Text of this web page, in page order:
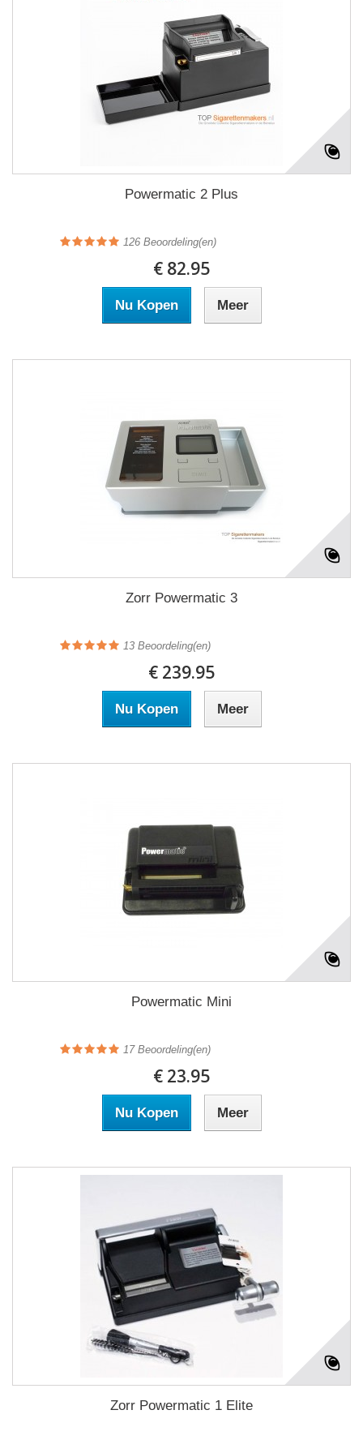
Powermatic 2 Plus
126 Beoordeling(en)
€ 82.95
Nu Kopen Meer
Zorr Powermatic 3
13 Beoordeling(en)
€ 239.95
Nu Kopen Meer
Powermatic Mini
17Beoordeling(en)
€ 23.95
Nu Kopen Meer
Zorr Powermatic 1 Elite